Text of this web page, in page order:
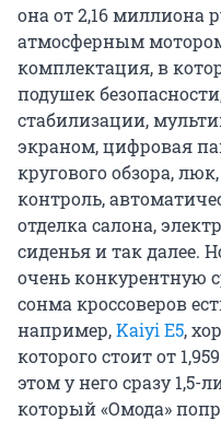
она от 2,16 миллиона
атмосферным
комплектация, в
подушек
стабилизации,
экраном, цифровая
кругового обзора,
контроль,
отделка салона,
сиденья и так далее.
очень конкурентную
сонма кроссоверов
например,Kaiyi E5,
которого стоит от
этом у него сразу 1,5-
который «Омода»